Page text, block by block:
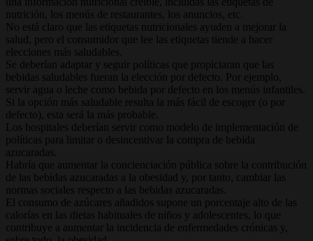
nutrición, los menús de restaurantes, los anuncios, etc.
No está claro que las etiquetas nutricionales ayuden a mejorar la
salud, pero el consumidor que lee las etiquetas tiende a hacer
elecciones más saludables.
Se deberían adaptar y seguir políticas que propiciaran que las
bebidas saludables fueran la elección por defecto. Por ejemplo,
servir agua o leche como bebida por defecto en los menús infantiles.
Si la opción más saludable resulta la más fácil de escoger (o por
defecto), esta será la más probable.
Los hospitales deberían servir como modelo de implementación de
políticas para limitar o desincentivar la compra de bebida
azucaradas.
Habría que aumentar la concienciación pública sobre la contribución
de las bebidas azucaradas a la obesidad y, por tanto, cambiar las
normas sociales respecto a las bebidas azucaradas.
El consumo de azúcares añadidos supone un porcentaje alto de las
calorías en las dietas habituales de niños y adolescentes, lo que
contribuye a aumentar la incidencia de enfermedades crónicas y,